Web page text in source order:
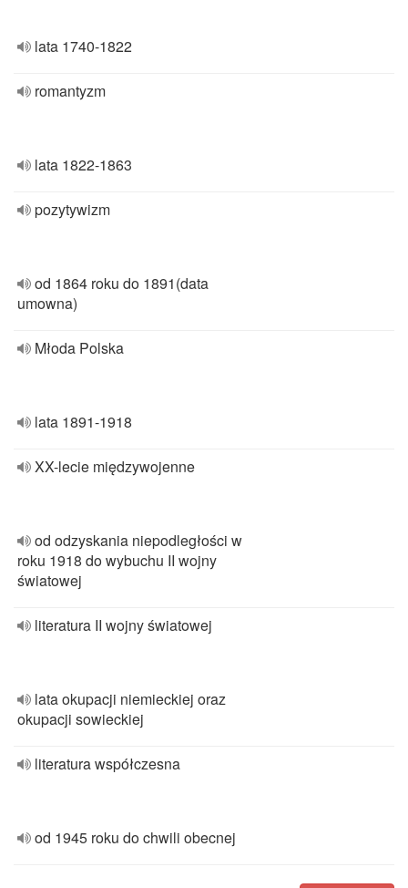
lata 1740-1822
romantyzm
lata 1822-1863
pozytywizm
od 1864 roku do 1891(data
umowna)
Młoda Polska
lata 1891-1918
XX-lecie międzywojenne
od odzyskania niepodległości w
roku 1918 do wybuchu II wojny
światowej
literatura II wojny światowej
lata okupacji niemieckiej oraz
okupacji sowieckiej
literatura współczesna
od 1945 roku do chwili obecnej